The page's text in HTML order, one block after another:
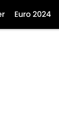
Euro 2024